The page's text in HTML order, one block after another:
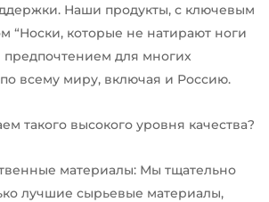
Наши продукты, с ключевым
“Носки, которые не натирают ноги
предпочтением для многих
всему миру, включая и Россию.
такого высокого уровня качества?
материалы: Мы тщательно
лучшие сырьевые материалы,